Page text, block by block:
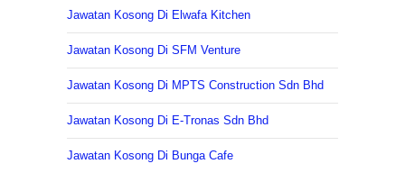
Jawatan Kosong Di Elwafa Kitchen
Jawatan Kosong Di SFM Venture
Jawatan Kosong Di MPTS Construction Sdn Bhd
Jawatan Kosong Di E-Tronas Sdn Bhd
Jawatan Kosong Di Bunga Cafe